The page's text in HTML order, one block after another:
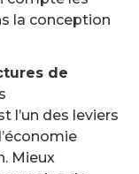
la conception
de
l’un des leviers
Mieux